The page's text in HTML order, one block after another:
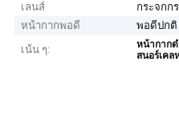
เลนส์
กระจกก
หน้ากากพอดี
พอดีปกติ
เน้น ๆ:
หน้ากาก
สนอร์เค